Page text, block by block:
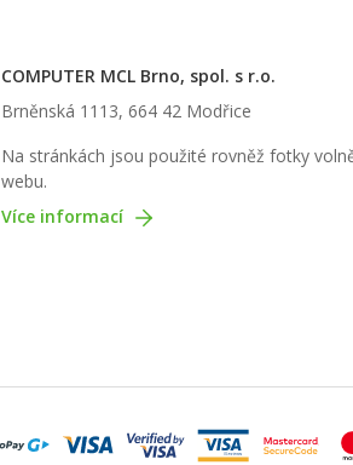
COMPUTER MCL Brno, spol. s r.o.
Brněnská 1113, 664 42 Modřice
Na stránkách jsou použité rovněž fotky
webu.
Více informací